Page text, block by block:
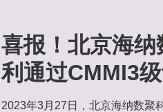
喜报！北京海
利通过CMMI3级
2023年3月27日，北京海纳数聚